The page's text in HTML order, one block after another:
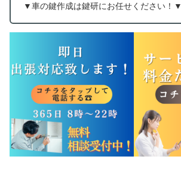
▼車の鍵作成は鍵研にお任せください！▼